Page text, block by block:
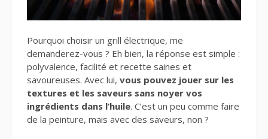
Pourquoi choisir un grill électrique, me
demanderez-vous ? Eh bien, la réponse est simple :
polyvalence, facilité et recette saines et
savoureuses. Avec lui, vous pouvez jouer sur les
textures et les saveurs sans noyer vos
ingrédients dans l’huile. C’est un peu comme faire
de la peinture, mais avec des saveurs, non ?